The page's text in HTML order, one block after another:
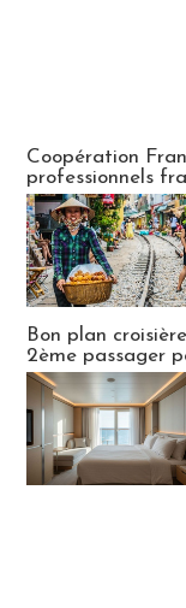
Coopération
professionnels
Bon plan
2ème passager